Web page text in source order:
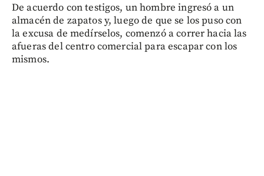
De acuerdo con testigos, un hombre ingresó a un
almacén de zapatos y, luego de que se los puso con
la excusa de medírselos, comenzó a correr hacia las
afueras del centro comercial para escapar con los
mismos.